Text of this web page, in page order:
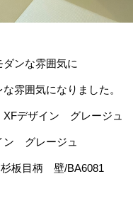
ンな雰囲気に
雰囲気になりました。
デザイン グレージュ
グレージュ
板目柄 壁/BA6081